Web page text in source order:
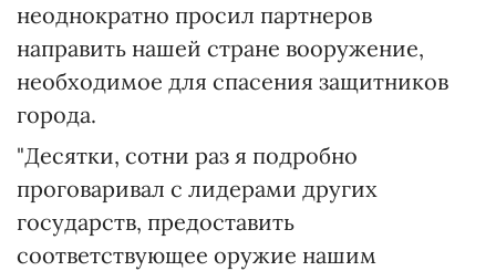
неоднократно просил партнеров
направить нашей стране вооружение,
необходимое для спасения защитников
города.
"Десятки, сотни раз я подробно
проговаривал с лидерами других
государств, предоставить
соответствующее оружие нашим